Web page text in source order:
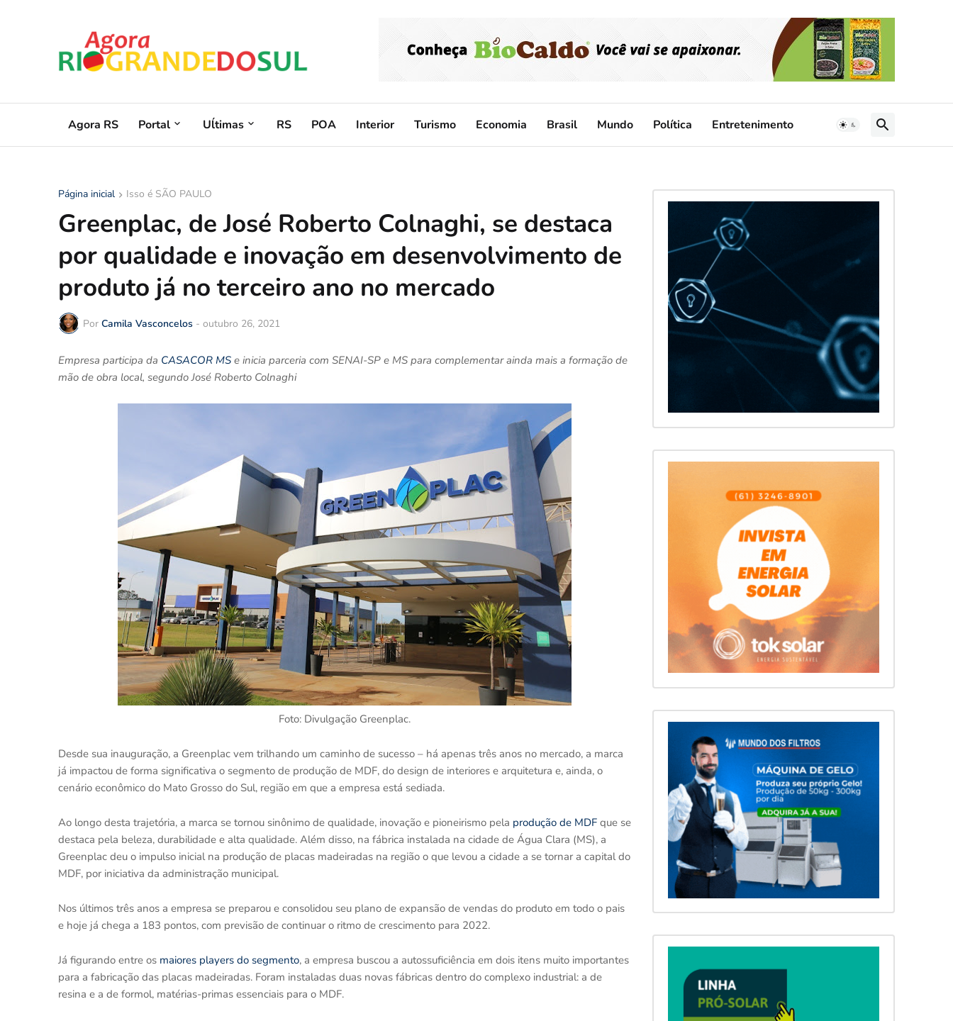
Agora RS Portal Uĺtimas RS POA Interior Turismo Economia Brasil Mundo Política Entretenimento
Página inicial Isso é SÃO PAULO
Greenplac, de José Roberto Colnaghi, se destaca
por qualidade e inovação em desenvolvimento de
produto já no terceiro ano no mercado
Por Camila Vasconcelos - outubro 26, 2021
Empresa participa da CASACOR MS e inicia parceria com SENAI-SP e MS para complementar ainda mais a formação de
mão de obra local, segundo José Roberto Colnaghi
Foto: Divulgação Greenplac.
Desde sua inauguração, a Greenplac vem trilhando um caminho de sucesso – há apenas três anos no mercado, a marca
já impactou de forma significativa o segmento de produção de MDF, do design de interiores e arquitetura e, ainda, o
cenário econômico do Mato Grosso do Sul, região em que a empresa está sediada.
Ao longo desta trajetória, a marca se tornou sinônimo de qualidade, inovação e pioneirismo pela produção de MDF que se
destaca pela beleza, durabilidade e alta qualidade. Além disso, na fábrica instalada na cidade de Água Clara (MS), a
Greenplac deu o impulso inicial na produção de placas madeiradas na região o que levou a cidade a se tornar a capital do
MDF, por iniciativa da administração municipal.
Nos últimos três anos a empresa se preparou e consolidou seu plano de expansão de vendas do produto em todo o pais
e hoje já chega a 183 pontos, com previsão de continuar o ritmo de crescimento para 2022.
Já figurando entre os maiores players do segmento, a empresa buscou a autossuficiência em dois itens muito importantes
para a fabricação das placas madeiradas. Foram instaladas duas novas fábricas dentro do complexo industrial: a de
resina e a de formol, matérias-primas essenciais para o MDF.